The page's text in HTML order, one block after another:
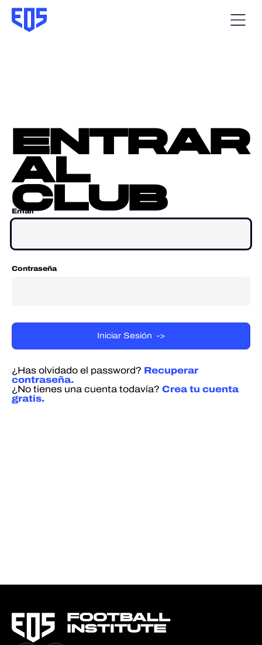
entrar
al
club
Email
Contraseña
¿Has olvidado el password? Recuperar
contraseña.
¿No tienes una cuenta todavía? Crea tu cuenta
gratis.